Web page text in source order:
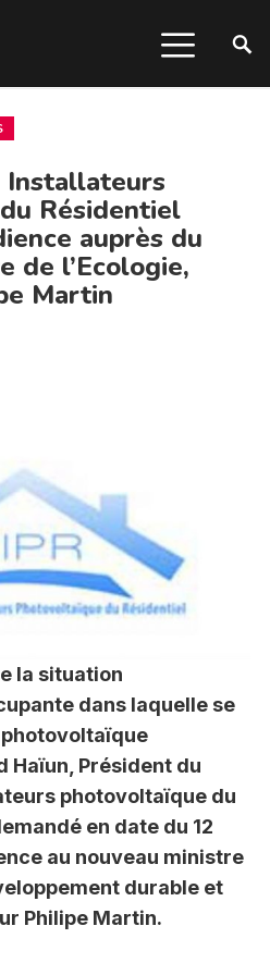
Installateurs
Résidentiel
auprès du
de l’Ecologie,
Martin
la situation
dans laquelle se
Haïun, Président du
photovoltaïque du
en date du 12
au nouveau ministre
durable et
Philipe Martin.